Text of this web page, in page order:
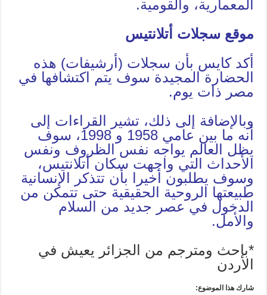
المعمارية، والقومية.
موقع سجلات أتلانتيس
أكد كايس بأن سجلات (أرشيفات) هذه
الحضارة المجيدة سوف يتم اكتشافها في
مصر ذات يوم.
وبالإضافة إلى ذلك، تشير القراءات إلى
أنه ما بين عامي 1958 و 1998، سوف
يظل العالم يواجه نفس الظروف ونفس
الأحداث التي واجهت سكان أتلانتيس،
وسوف يطلبون أخيرا بأن تتذكر الإنسانية
طبيعتها الروحية الحقيقية حتى تتمكن من
الدخول في عصر جديد من السلام
والأمل.
*باحث ومترجم من الجزائر يعيش في
الأردن
شارك هذا الموضوع: